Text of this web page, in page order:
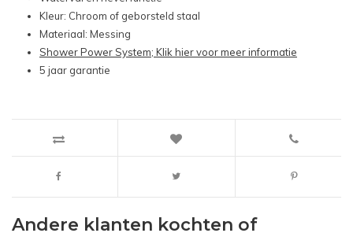
Kleur: Chroom of geborsteld staal
Materiaal: Messing
Shower Power System; Klik hier voor meer informatie
5 jaar garantie
Andere klanten kochten of